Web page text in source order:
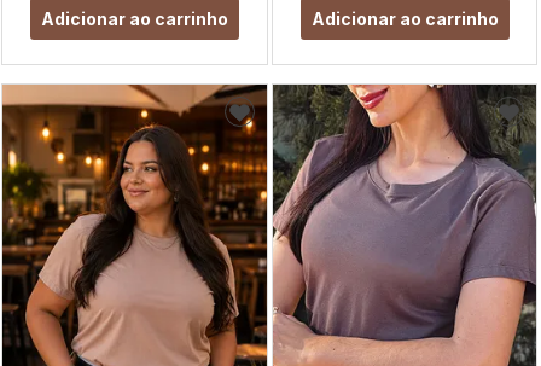
Adicionar ao carrinho Adicionar ao carrinho